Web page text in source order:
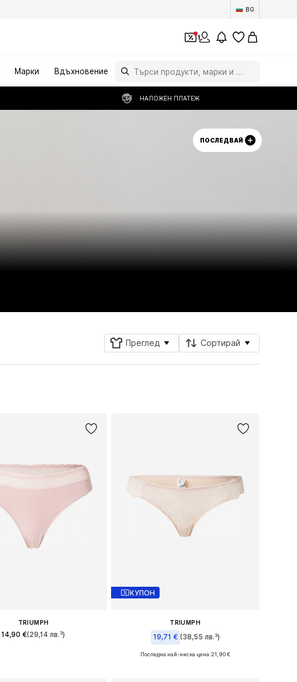
BG
1
Марки Вдъхновение
НАЛОЖЕН ПЛАТЕЖ
ПОСЛЕДВАЙ
Преглед Сортирай
TRIUMPH
14,90 €(29,14 лв.³)
КУПОН
TRIUMPH
19,71 € (38,55 лв.³)
Налични размери: S-M, M-L
Последна най-ниска цена:21,90 €